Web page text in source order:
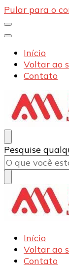
Pular para o
Início
Voltar ao
Contato
Armecânica
Blog
Procurando
algo?
Pesquise
Armecânica
Blog
Início
Voltar ao
Contato